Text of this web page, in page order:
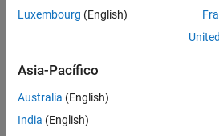
Luxembourg (English)
Asia-Pacífico
Australia (English)
India (English)